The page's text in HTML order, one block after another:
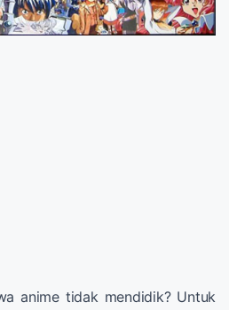
anime tidak mendidik? Untuk